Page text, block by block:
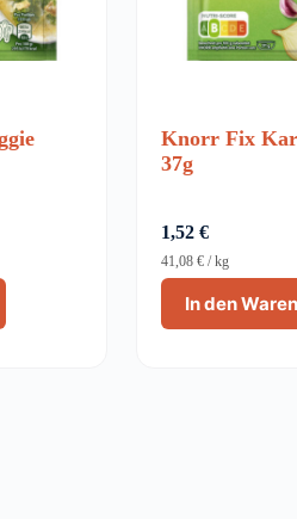
Knorr Fix
37g
1,52 €
In den
41,08 €/kg